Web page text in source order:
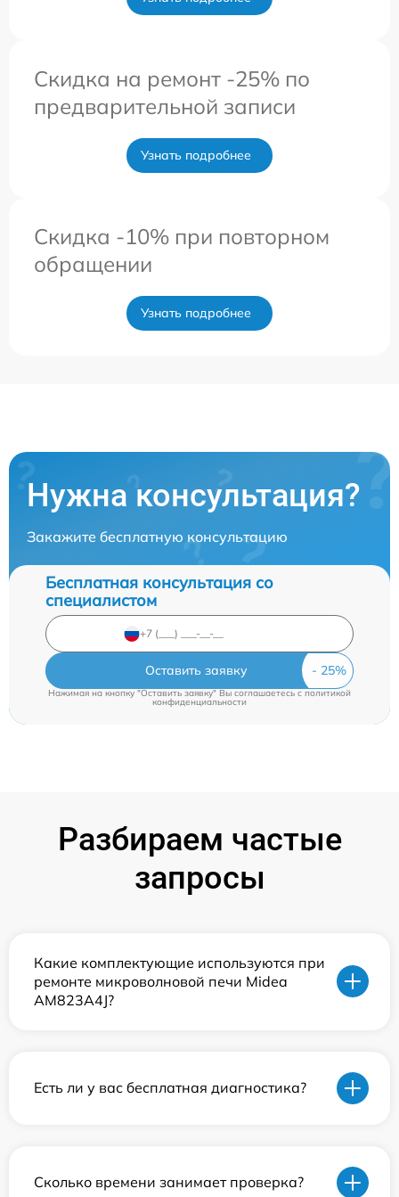
Скидка на ремонт -25% по
предварительной записи
Узнать подробнее
Скидка -10% при повторном
обращении
Узнать подробнее
Нужна консультация?
Закажите бесплатную консультацию
Бесплатная консультация со
специалистом
Оставить заявку
Нажимая на кнопку "Оставить заявку" Вы соглашаетесь cполитикой
конфиденциальности
Разбираем частые
запросы
Какие комплектующие используются при
ремонте микроволновой печи Midea
AM823A4J?
Есть ли у вас бесплатная диагностика?
Сколько времени занимает проверка?